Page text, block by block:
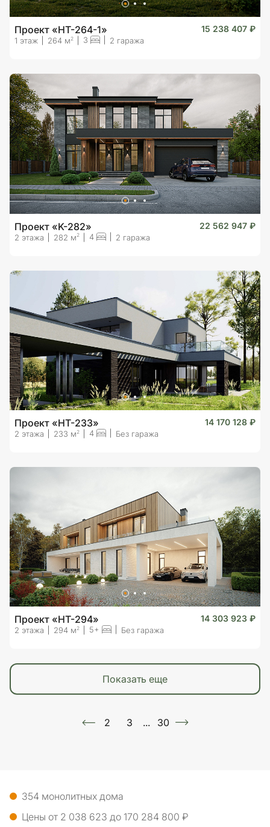
Проект «HT-264-1» 15 238 407 ₽
1 этаж 264 м 2 3 2 гаража
Проект «K-282» 22 562 947 ₽
2 этажа 282 м2 4 2 гаража
Проект «HT-233» 14 170 128 ₽
2 этажа 233 м 2 4 Без гаража
Проект «HT-294» 14 303 923 ₽
2 этажа 294 м2 5+ Без гаража
показать еще
2 3 ... 30
354 монолитных дома
Цены от 2 038 623 до 170 284 800 ₽